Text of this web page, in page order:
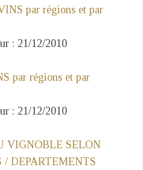
par régions et par
: 21/12/2010
par régions et par
: 21/12/2010
VIGNOBLE SELON
/ DEPARTEMENTS